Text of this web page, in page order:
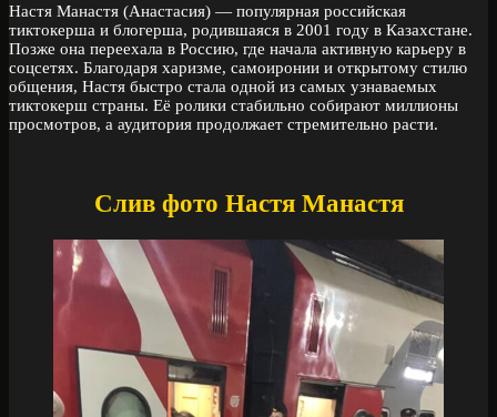
Настя Манастя (Анастасия) — популярная российская
тиктокерша и блогерша, родившаяся в 2001 году в Казахстане.
Позже она переехала в Россию, где начала активную карьеру в
соцсетях. Благодаря харизме, самоиронии и открытому стилю
общения, Настя быстро стала одной из самых узнаваемых
тиктокерш страны. Её ролики стабильно собирают миллионы
просмотров, а аудитория продолжает стремительно расти.
Слив фото Настя Манастя